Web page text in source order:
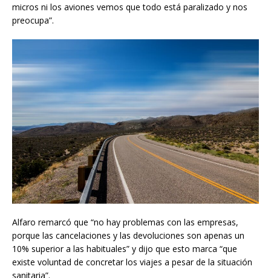
micros ni los aviones vemos que todo está paralizado y nos
preocupa”.
Alfaro remarcó que “no hay problemas con las empresas,
porque las cancelaciones y las devoluciones son apenas un
10% superior a las habituales” y dijo que esto marca “que
existe voluntad de concretar los viajes a pesar de la situación
sanitaria”.